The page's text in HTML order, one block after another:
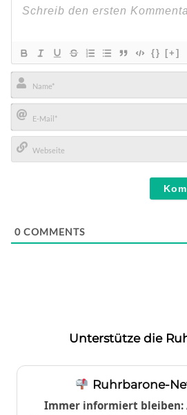
{} [+]
Name*
E-
Mail*
0 COMMENTS
Unterstütze die
Ruhrbarone-
Immer informiert bleiben: